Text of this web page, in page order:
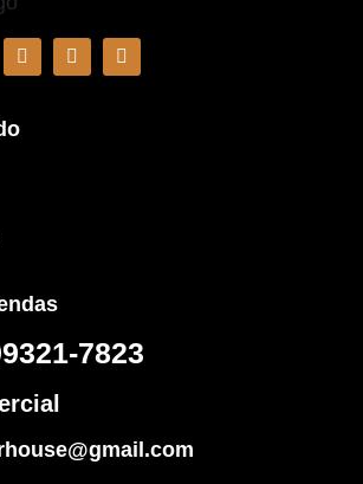
7823